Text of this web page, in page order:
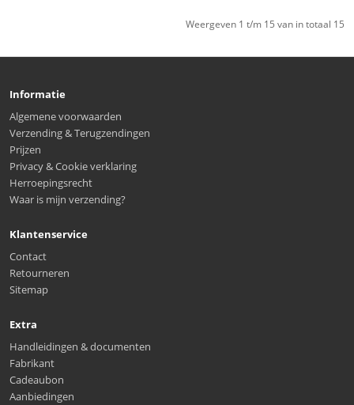
Weergeven 1 t/m 15 van in totaal 15
Informatie
Algemene voorwaarden
Verzending & Terugzendingen
Prijzen
Privacy & Cookie verklaring
Herroepingsrecht
Waar is mijn verzending?
Klantenservice
Contact
Retourneren
Sitemap
Extra
Handleidingen & documenten
Fabrikant
Cadeaubon
Aanbiedingen